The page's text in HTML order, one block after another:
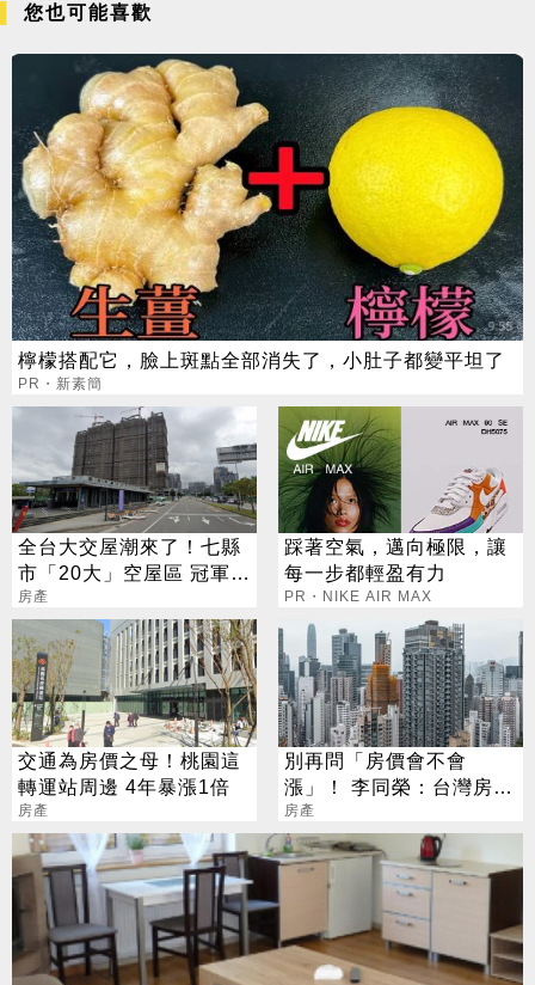
您也可能喜歡
檸檬搭配它，臉上斑點全部消失了，小肚子都變平坦了
PR・新素簡
全台大交屋潮來了！七縣
市「20大」空屋區 冠軍又
是它
房產
踩著空氣，邁向極限，讓
每一步都輕盈有力
PR・NIKE AIR MAX
交通為房價之母！桃園這
轉運站周邊 4年暴漲1倍
房產
別再問「房價會不會
漲」！ 李同榮：台灣房市
全面分化新時代
房產